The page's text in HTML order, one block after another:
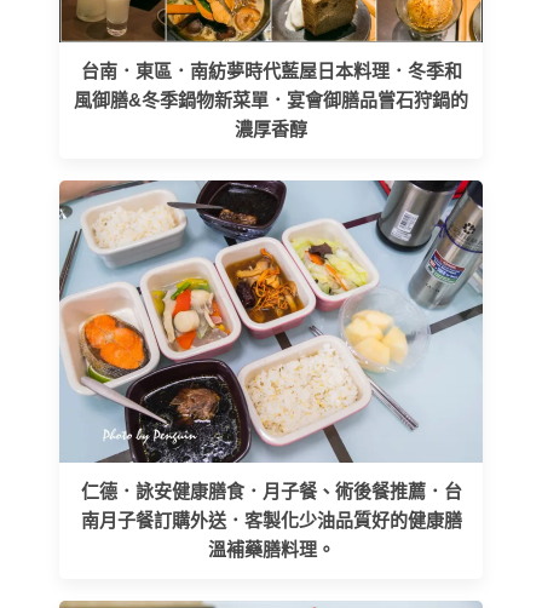
台南．東區．南紡夢時代藍屋日本料理．冬季和
風御膳&冬季鍋物新菜單．宴會御膳品嘗石狩鍋的
濃厚香醇
仁德．詠安健康膳食．月子餐、術後餐推薦．台
南月子餐訂購外送．客製化少油品質好的健康膳
溫補藥膳料理。